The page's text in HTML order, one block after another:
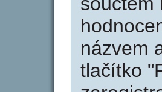
názvem
tlačítko